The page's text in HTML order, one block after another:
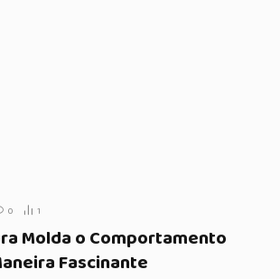
0 1
Molda o Comportamento
Fascinante